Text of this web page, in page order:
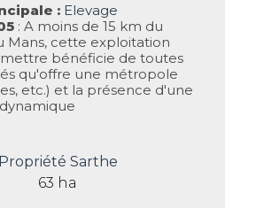
: Elevage
: A moins de 15 km du
Mans, cette exploitation
bénéficie de toutes
qu'offre une métropole
etc.) et la présence d'une
Propriété Sarthe
63 ha